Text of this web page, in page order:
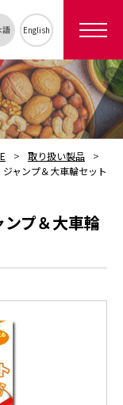
語 English
取り扱い製品
ャンプ＆大車輪セット
プ＆大車輪